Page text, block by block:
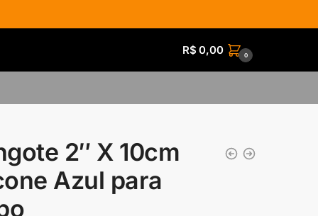
R$ 0,00 0
2″ X 10cm
Azul para